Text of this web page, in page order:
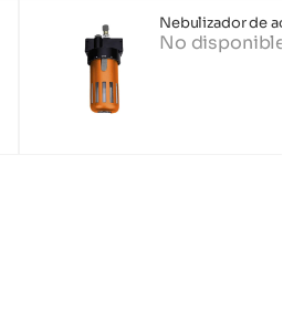
Nebulizador de
No disponible